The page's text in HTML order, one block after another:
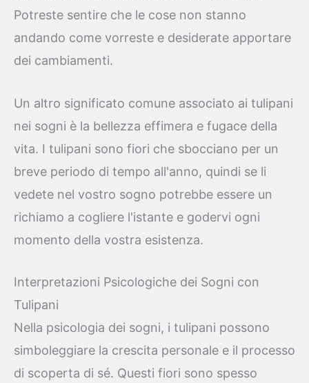
Potreste sentire che le cose non stanno
andando come vorreste e desiderate apportare
dei cambiamenti.
Un altro significato comune associato ai tulipani
nei sogni è la bellezza effimera e fugace della
vita. I tulipani sono fiori che sbocciano per un
breve periodo di tempo all'anno, quindi se li
vedete nel vostro sogno potrebbe essere un
richiamo a cogliere l'istante e godervi ogni
momento della vostra esistenza.
Interpretazioni Psicologiche dei Sogni con
Tulipani
Nella psicologia dei sogni, i tulipani possono
simboleggiare la crescita personale e il processo
di scoperta di sé. Questi fiori sono spesso